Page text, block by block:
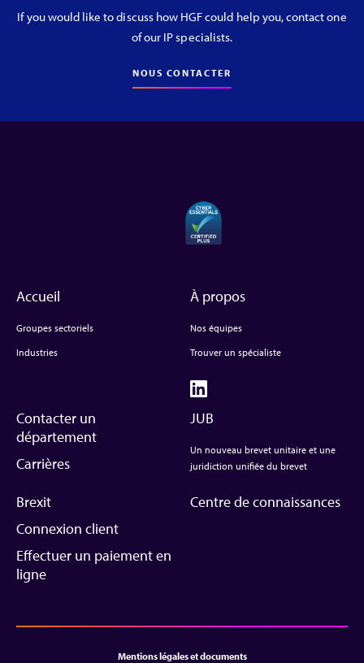
If you would like to discuss how HGF could help you, contact one
of our IP specialists.
NOUS CONTACTER
Accueil
Groupes sectoriels
Industries
À propos
Nos équipes
Trouver un spécialiste
Contacter un
département
Carrières
JUB
Un nouveau brevet unitaire et une
juridiction unifiée du brevet
Brexit
Connexion client
Effectuer un paiement en
ligne
Centre de connaissances
Mentions légales et documents